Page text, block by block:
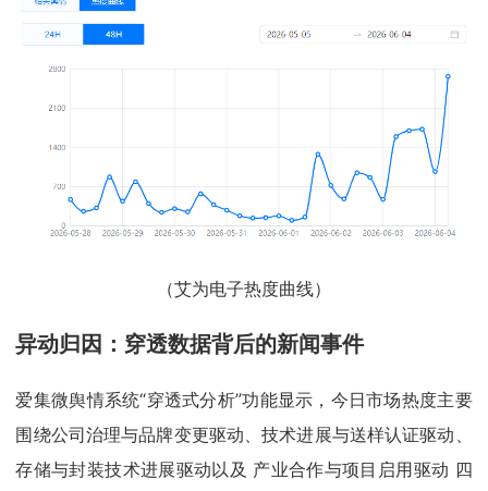
（艾为电子热度曲线）
异动归因：穿透数据背后的新闻事件
爱集微舆情系统“穿透式分析”功能显示，今日市场热度主要
围绕公司治理与品牌变更驱动、技术进展与送样认证驱动、
存储与封装技术进展驱动以及 产业合作与项目启用驱动 四